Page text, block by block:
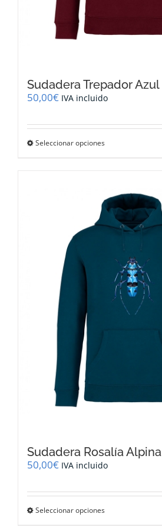
Sudadera Trepador Azul
50,00€ IVA incluido
Seleccionar opciones
variantes.
Las
opciones
se
elegir
en
página
de
producto
Sudadera Rosalía Alpina
50,00€ IVA incluido
Seleccionar opciones